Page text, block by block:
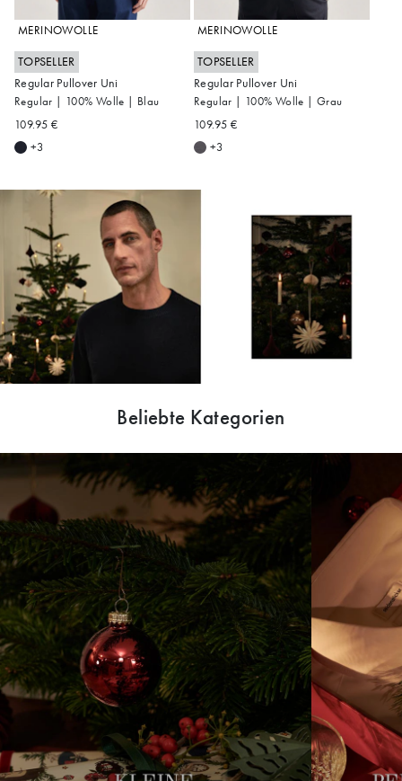
S M L XL
MERINOWOLLE
TOPSELLER
Regular Pullover Uni
Regular | 100% Wolle | Blau
109.95 €
+3
S XL XXL
MERINOWOLLE
TOPSELLER
Regular Pullover Uni
Regular | 100% Wolle | Grau
109.95 €
+3
Beliebte Kategorien